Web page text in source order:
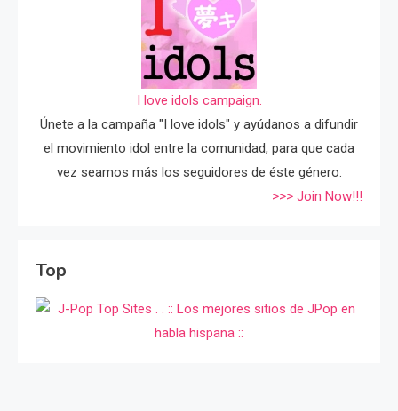
I love idols campaign.
Únete a la campaña "I love idols" y ayúdanos a difundir
el movimiento idol entre la comunidad, para que cada
vez seamos más los seguidores de éste género.
>>> Join Now!!!
Top